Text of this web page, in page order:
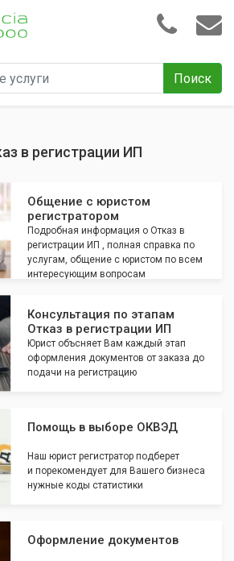
Поиск
в регистрации ИП
Общение с юристом
регистратором
Подробная информация о Отказ в
регистрации ИП , полная справка по
услугам, общение с юристом по всем
интересующим вопросам
Консультация по этапам
Отказ в регистрации ИП
Юрист объсняет Вам каждый этап
оформления документов от заказа до
подачи на регистрацию
Помощь в выборе ОКВЭД
Наш юрист регистратор подберет
и порекомендует для Вашего бизнеса
нужные коды статистики
Оформление документов